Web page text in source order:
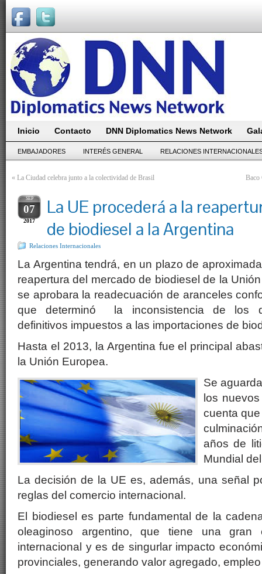
Inicio Contacto DNN Diplomatics News Network
EMBAJADORES INTERÉS GENERAL RELACIONES
« La Ciudad celebra junto a la colectividad de Brasil Baco
SEP
07
2017
La UE procederá a la
de biodiesel a la Argentina
Relaciones Internacionales
La Argentina tendrá, en un plazo de
reapertura del mercado de biodiesel de la
se aprobara la readecuación de aranceles
que determinó la inconsistencia de los
definitivos impuestos a las importaciones de
Hasta el 2013, la Argentina fue el principal
la Unión Europea.
Se
los
cuenta
años de
Mundial
La decisión de la UE es, además, una señal
reglas del comercio internacional.
El biodiesel es parte fundamental de la
oleaginoso argentino, que tiene una gran
internacional y es de singurlar impacto
provinciales, generando valor agregado,